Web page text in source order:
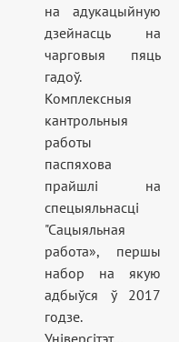
на адукацыйную
дзейнасць на
чарговыя пяць
гадоў.
Комплексныя
кантрольныя
работы
паспяхова
прайшлі на
спецыяльнасці
"Сацыяльная
работа», першы
набор на якую
адбыўся ў 2017
годзе.